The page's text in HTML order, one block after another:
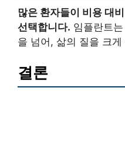
많은 환자들이 비용 대
선택합니다. 임플란트
을 넘어, 삶의 질을 크
결론